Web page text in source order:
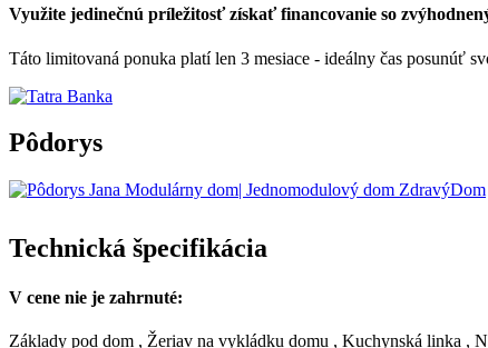
Využite jedinečnú príležitosť získať financovanie so
Táto limitovaná ponuka platí len 3 mesiace - ideálny čas posunúť
Pôdorys
Technická špecifikácia
V cene nie je zahrnuté:
Základy pod dom , Žeriav na vykládku domu , Kuchynská linka ,